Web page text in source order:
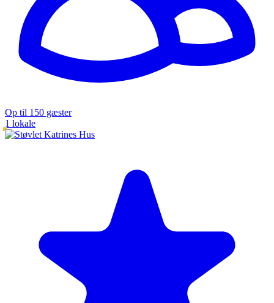
Op til 150 gæster
1 lokale